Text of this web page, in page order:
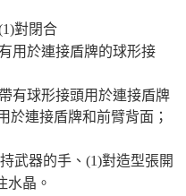
對閉合
用於連接盾牌的球形接
有球形接頭用於連接盾牌
於連接盾牌和前臂背面；
武器的手、(1)對造型張開
水晶。